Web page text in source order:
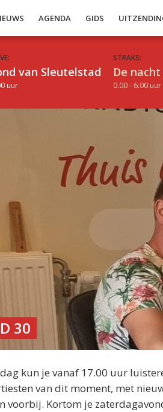
AGENDA GIDS
van Sleutelstad
uur
STRAKS:
De
0.00 - 6.00 uur
30
kun je vanaf 17.00 uur
van dit moment, met
voorbij. Kortom je